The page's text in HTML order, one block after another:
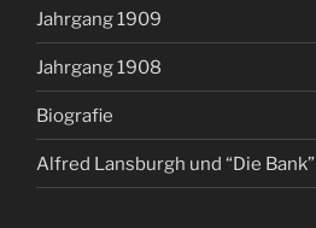
Jahrgang 1909
Jahrgang 1908
Biografie
Alfred Lansburgh und “Die Bank”